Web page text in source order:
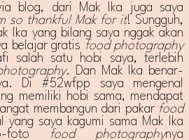
blog, dari Mak Ika juga saya
so thankful Mak for it! Sungguh,
Ika yang bilang saya nggak akan
belajar gratis food photography
salah satu hobi saya, terlebih
. Dan Mak Ika benar-
Di #52wfpp saya mengenal
memiliki hobi sama, mendapat
membangun dari pakar food
yang saya kagumi sama Mak Ika
foto
food photographynya